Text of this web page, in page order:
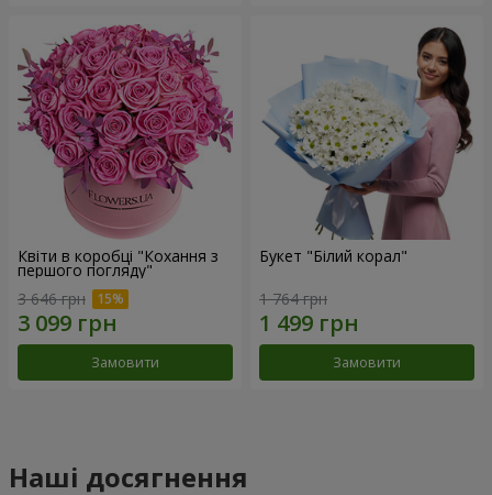
Квіти в коробці "Кохання з
першого погляду"
3 646 грн
Замовити
Букет "Білий корал"
1 764 грн
Замовити
Наші досягнення